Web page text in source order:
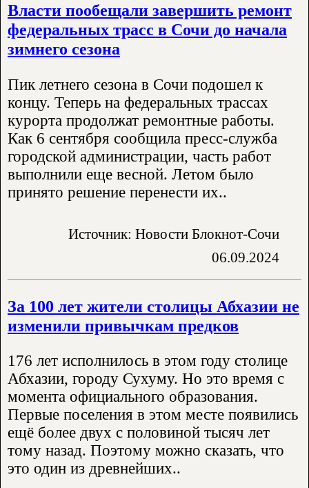
Власти пообещали завершить ремонт
федеральных трасс в Сочи до начала
зимнего сезона
Пик летнего сезона в Сочи подошел к
концу. Теперь на федеральных трассах
курорта продолжат ремонтные работы.
Как 6 сентября сообщила пресс-служба
городской администрации, часть работ
выполнили еще весной. Летом было
принято решение перенести их..
Источник: Новости Блокнот-Сочи
06.09.2024
За 100 лет жители столицы Абхазии не
изменили привычкам предков
176 лет исполнилось в этом году столице
Абхазии, городу Сухуму. Но это время с
момента официального образования.
Первые поселения в этом месте появились
ещё более двух с половиной тысяч лет
тому назад. Поэтому можно сказать, что
это один из древнейших..